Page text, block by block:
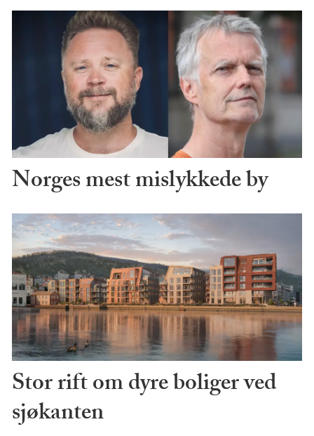
Norges mest mislykkede by
Stor rift om dyre boliger ved
sjøkanten